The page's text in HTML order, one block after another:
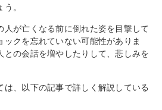
。
人が亡くなる前に倒れた姿を目撃して
ックを忘れていない可能性がありま
との会話を増やしたりして、悲しみを
は、以下の記事で詳しく解説している